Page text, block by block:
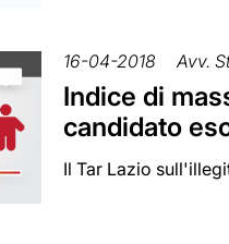
16-04-2018 Avv.
Indice di
candidato
Il Tar Lazio